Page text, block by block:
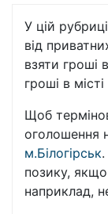
У цій
від
взяти гроші
гроші в місті
Щоб
оголошення
м.Білогірськ
позику,
наприклад,